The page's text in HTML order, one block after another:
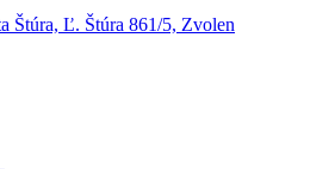
Štúra, Ľ. Štúra 861/5, Zvolen